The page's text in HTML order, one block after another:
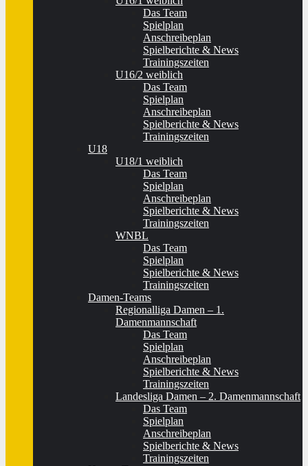
Das Team
Spielplan
Anschreibeplan
Spielberichte & News
Trainingszeiten
U16/2 weiblich
Das Team
Spielplan
Anschreibeplan
Spielberichte & News
Trainingszeiten
U18
U18/1 weiblich
Das Team
Spielplan
Anschreibeplan
Spielberichte & News
Trainingszeiten
WNBL
Das Team
Spielplan
Spielberichte & News
Trainingszeiten
Damen-Teams
Regionalliga Damen – 1.
Damenmannschaft
Das Team
Spielplan
Anschreibeplan
Spielberichte & News
Trainingszeiten
Landesliga Damen – 2. Damenmannschaft
Das Team
Spielplan
Anschreibeplan
Spielberichte & News
Trainingszeiten